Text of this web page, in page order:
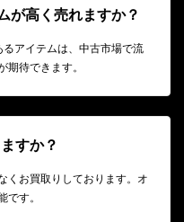
が高く売れますか？
アイテムは、中古市場で流
期待できます。
すか？
くお買取りしております。オ
です。